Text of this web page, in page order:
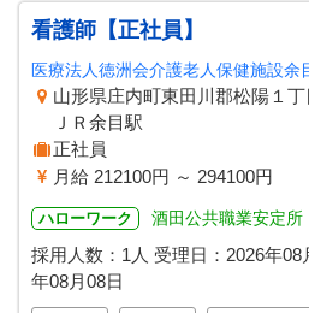
看護師【正社員】
医療法人徳洲会介護老人保健施設余
山形県庄内町東田川郡松陽１丁
ＪＲ余目駅
正社員
月給 212100円 ～ 294100円
ハローワーク 酒田公共職業安定所
採用人数：1人 受理日： 2026年08
年08月08日